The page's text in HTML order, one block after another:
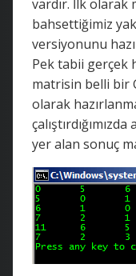
vardır. İlk olarak
bahsettiğimiz
versiyonunu
Pek tabii gerçek
matrisin belli bir
olarak
yer alan sonuç